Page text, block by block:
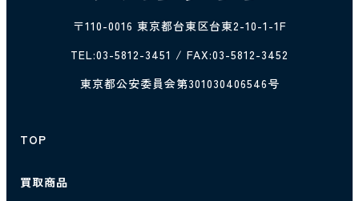
〒110-0016 東京都台東区台東2-10-1-1F
TEL:03-5812-3451 / FAX:03-5812-3452
東京都公安委員会第301030406546号
TOP
買取商品